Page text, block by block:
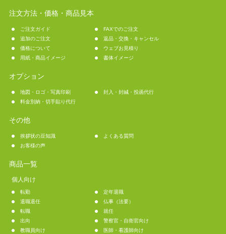
注文方法・価格・商品見本
ご注文ガイド
FAXでのご注文
追加のご注文
返品・交換・キャンセル
価格について
ウェブお見積り
用紙・商品イメージ
書体イメージ
オプション
地図・ロゴ・写真印刷
封入・封緘・投函代行
料金別納・切手貼り代行
その他
挨拶状の豆知識
よくある質問
お客様の声
商品一覧
個人向け
転勤
定年退職
退職退任
仏事（法要）
転職
就任
出向
警察官・自衛官向け
教職員向け
医師・看護師向け